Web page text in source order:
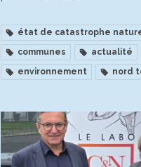
état de catastrophe
communes
actualité
environnement
nord